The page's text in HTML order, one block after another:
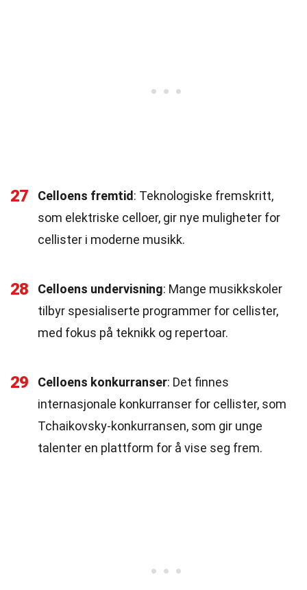
27 Celloens fremtid : Teknologiske fremskritt,
som elektriske celloer, gir nye muligheter for
cellister i moderne musikk.
28 Celloens undervisning: Mange musikkskoler
tilbyr spesialiserte programmer for cellister,
med fokus på teknikk og repertoar.
29 Celloens konkurranser: Det finnes
internasjonale konkurranser for cellister, som
Tchaikovsky-konkurransen, som gir unge
talenter en plattform for å vise seg frem.